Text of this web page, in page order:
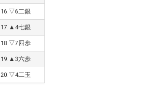
16.▽6二銀
17.▲4七銀
18.▽7四歩
19.▲3六歩
20.▽4二玉